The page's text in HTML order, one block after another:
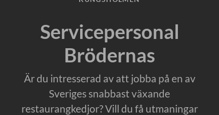
Servicepersonal
Brödernas
Är du intresserad av att jobba på en av
Sveriges snabbast växande
restaurangkedjor? Vill du få utmaningar